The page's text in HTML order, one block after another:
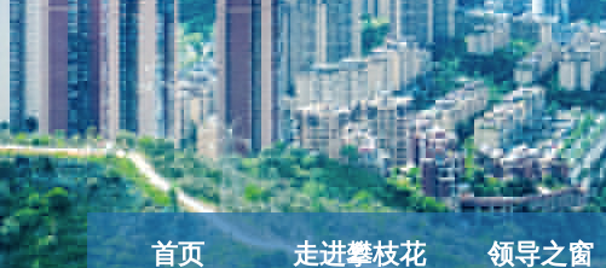
首页 走进攀枝花 领导之窗